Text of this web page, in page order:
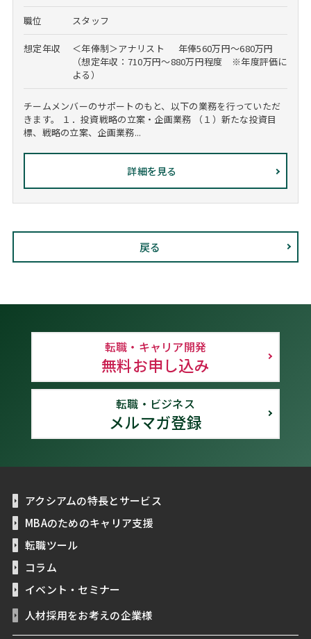
職位 スタッフ
想定年収
＜年俸制＞アナリスト 年俸560万円～680万円
（想定年収：710万円～880万円程度 ※年度評価に
よる）
チームメンバーのサポートのもと、以下の業務を行っていただ
きます。 １．投資戦略の立案・企画業務 （１）新たな投資目
標、戦略の立案、企画業務...
詳細を見る
戻る
転職・キャリア開発
無料お申し込み
転職・ビジネス
メルマガ登録
アクシアムの特長とサービス
MBAのためのキャリア支援
転職ツール
コラム
イベント・セミナー
人材採用をお考えの企業様